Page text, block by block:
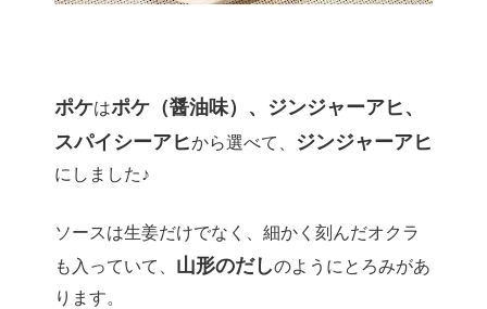
ポケはポケ（醤油味）、ジンジャーアヒ、
スパイシーアヒから選べて、 ジンジャーアヒ
にしました♪
ソースは生姜だけでなく、細かく刻んだオクラ
も入っていて、 山形のだしのようにとろみがあ
ります。